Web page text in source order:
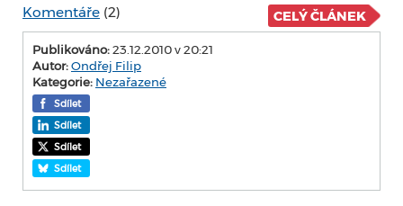
Komentáře (2) CELÝ ČLÁNEK
Publikováno:23.12.2010 v 20:21
Autor:Ondřej Filip
Kategorie: Nezařazené
Sdílet
Sdílet
Sdílet
Sdílet